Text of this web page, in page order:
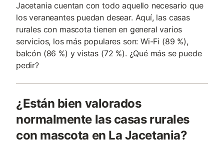
Jacetania cuentan con todo aquello necesario que
los veraneantes puedan desear. Aquí, las casas
rurales con mascota tienen en general varios
servicios, los más populares son: Wi-Fi (89 %),
balcón (86 %) y vistas (72 %). ¿Qué más se puede
pedir?
¿Están bien valorados
normalmente las casas rurales
con mascota en La Jacetania?